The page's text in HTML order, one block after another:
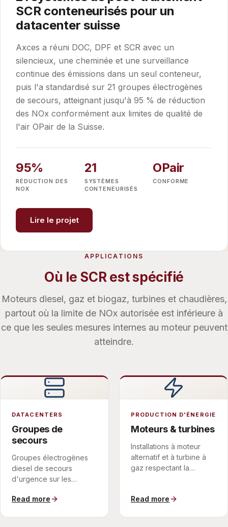
SCR conteneurisés pour un
datacenter suisse
Axces a réuni DOC, DPF et SCR avec un
silencieux, une cheminée et une surveillance
continue des émissions dans un seul conteneur,
puis l'a standardisé sur 21 groupes électrogènes
de secours, atteignant jusqu'à 95 % de réduction
des NOx conformément aux limites de qualité de
l'air OPair de la Suisse.
95%
RÉDUCTION DES
NOX
21
SYSTÈMES
CONTENEURISÉS
OPair
CONFORME
Lire le projet
APPLICATIONS
Où le SCR est spécifié
Moteurs diesel, gaz et biogaz, turbines et chaudières,
partout où la limite de NOx autorisée est inférieure à
ce que les seules mesures internes au moteur peuvent
atteindre.
DATACENTERS
Groupes de
secours
Groupes électrogènes
diesel de secours
d'urgence sur les
le SCR ramène les NOx
Read more
PRODUCTION D'ÉNERGIE
Moteurs & turbines
Installations à moteur
alternatif et à turbine à
gaz respectant la
sur tout le profil de
Read more